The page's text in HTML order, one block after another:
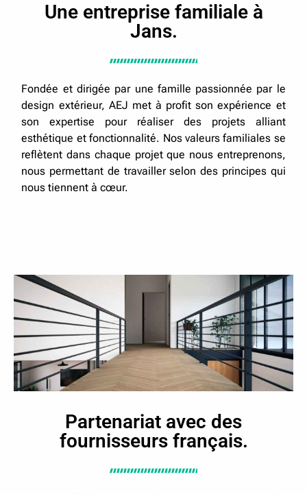
Une entreprise familiale à
Jans.
Fondée et dirigée par une famille passionnée par le
design extérieur, AEJ met à profit son expérience et
son expertise pour réaliser des projets alliant
esthétique et fonctionnalité. Nos valeurs familiales se
reflètent dans chaque projet que nous entreprenons,
nous permettant de travailler selon des principes qui
nous tiennent à cœur.
Partenariat avec des
fournisseurs français.